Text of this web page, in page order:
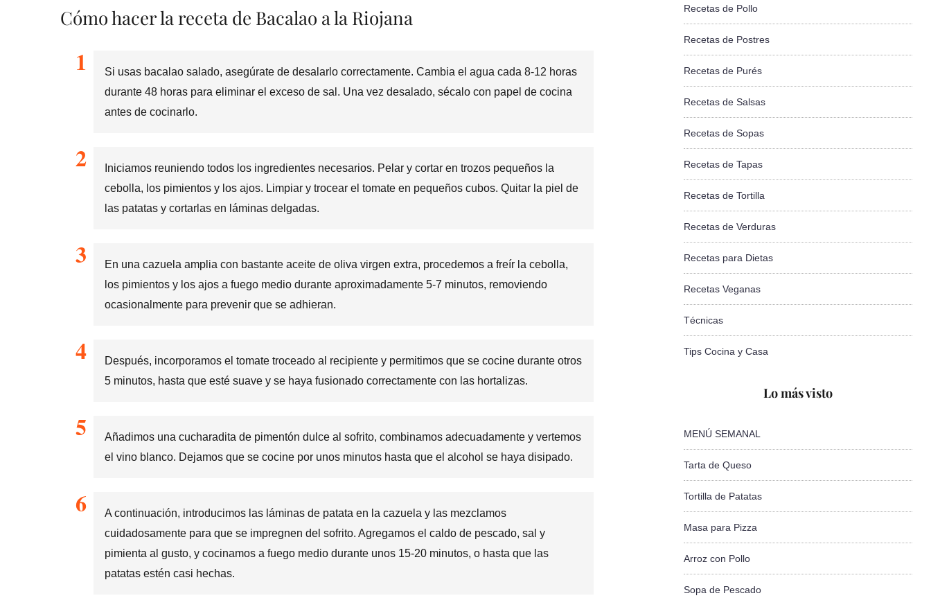
Cómo hacer la receta de Bacalao a la Riojana
Si usas bacalao salado, asegúrate de desalarlo correctamente. Cambia el agua cada 8-12 horas
durante 48 horas para eliminar el exceso de sal. Una vez desalado, sécalo con papel de cocina
antes de cocinarlo.
Iniciamos reuniendo todos los ingredientes necesarios. Pelar y cortar en trozos pequeños la
cebolla, los pimientos y los ajos. Limpiar y trocear el tomate en pequeños cubos. Quitar la piel de
las patatas y cortarlas en láminas delgadas.
En una cazuela amplia con bastante aceite de oliva virgen extra, procedemos a freír la cebolla,
los pimientos y los ajos a fuego medio durante aproximadamente 5-7 minutos, removiendo
ocasionalmente para prevenir que se adhieran.
Después, incorporamos el tomate troceado al recipiente y permitimos que se cocine durante otros
5 minutos, hasta que esté suave y se haya fusionado correctamente con las hortalizas.
Añadimos una cucharadita de pimentón dulce al sofrito, combinamos adecuadamente y vertemos
el vino blanco. Dejamos que se cocine por unos minutos hasta que el alcohol se haya disipado.
A continuación, introducimos las láminas de patata en la cazuela y las mezclamos
cuidadosamente para que se impregnen del sofrito. Agregamos el caldo de pescado, sal y
pimienta al gusto, y cocinamos a fuego medio durante unos 15-20 minutos, o hasta que las
patatas estén casi hechas.
Recetas de Pollo
Recetas de Postres
Recetas de Purés
Recetas de Salsas
Recetas de Sopas
Recetas de Tapas
Recetas de Tortilla
Recetas de Verduras
Recetas para Dietas
Recetas Veganas
Técnicas
Tips Cocina y Casa
Lo más visto
MENÚ SEMANAL
Tarta de Queso
Tortilla de Patatas
Masa para Pizza
Arroz con Pollo
Sopa de Pescado